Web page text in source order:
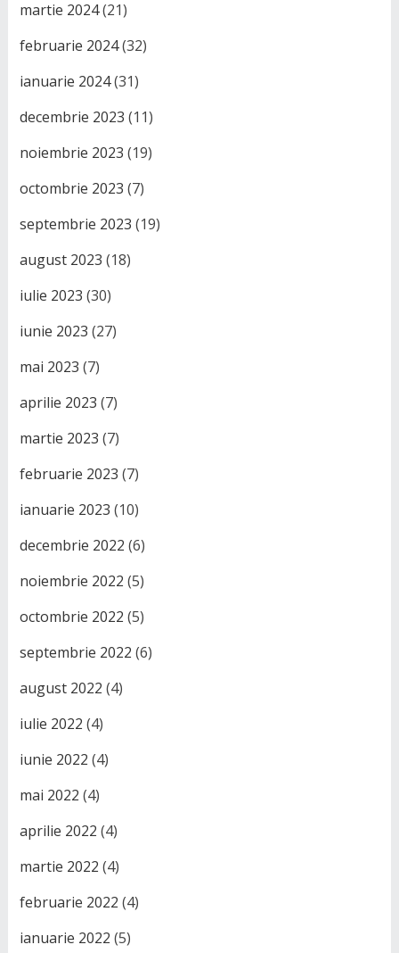
martie 2024(21)
februarie 2024(32)
ianuarie 2024(31)
decembrie 2023 (11)
noiembrie 2023 (19)
octombrie 2023 (7)
septembrie 2023 (19)
august 2023 (18)
iulie 2023 (30)
iunie 2023 (27)
mai 2023 (7)
aprilie 2023 (7)
martie 2023 (7)
februarie 2023 (7)
ianuarie 2023 (10)
decembrie 2022 (6)
noiembrie 2022 (5)
octombrie 2022 (5)
septembrie 2022 (6)
august 2022 (4)
iulie 2022 (4)
iunie 2022 (4)
mai 2022 (4)
aprilie 2022 (4)
martie 2022 (4)
februarie 2022 (4)
ianuarie 2022 (5)